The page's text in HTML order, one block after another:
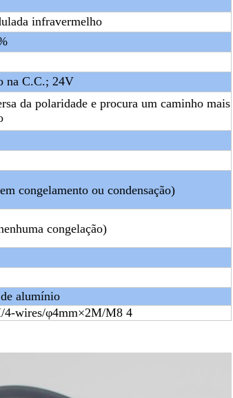
infravermelho
na C.C.; 24V
da polaridade e procura um caminho mais
congelamento ou condensação)
congelação)
alumínio
4-wires/φ4mm×2M/M8 4